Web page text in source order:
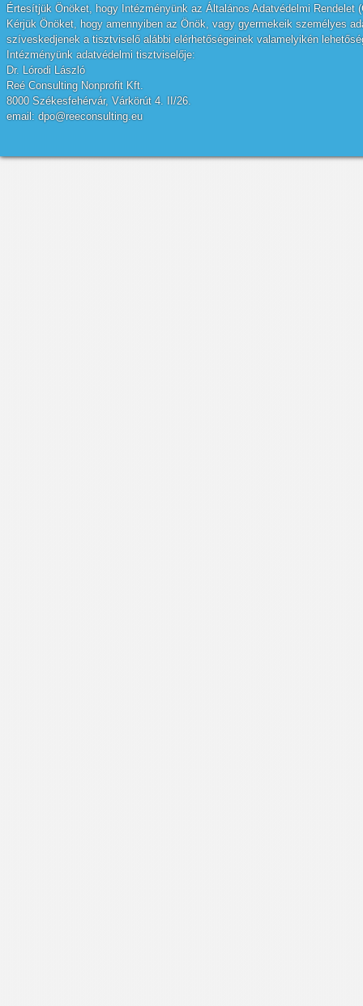
Értesítjük Önöket, hogy Intézményünk az Általános Adatvédelmi
Kérjük Önöket, hogy amennyiben az Önök, vagy gyermekeik személyes
szíveskedjenek a tisztviselő alábbi elérhetőségeinek valamelyikén
Intézményünk adatvédelmi tisztviselője:
Dr. Lórodi László
Reé Consulting Nonprofit Kft.
8000 Székesfehérvár, Várkörút 4. II/26.
email: dpo@reeconsulting.eu